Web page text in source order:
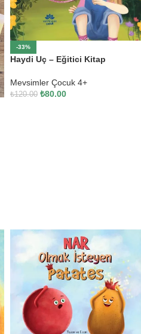
-33%
Haydi Uç – Eğitici Kitap
Mevsimler Çocuk 4+
₺120.00 ₺80.00